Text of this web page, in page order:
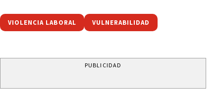
VIOLENCIA LABORAL VULNERABILIDAD
PUBLICIDAD